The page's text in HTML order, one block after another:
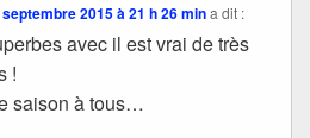
2015 à 21 h 26 min a dit :
avec il est vrai de très
!
saison à tous…